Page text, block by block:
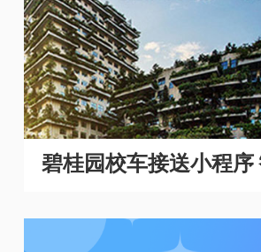
碧桂园校车接送小程序
理系统